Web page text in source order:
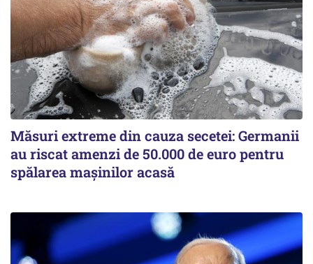
Măsuri extreme din cauza secetei: Germanii
au riscat amenzi de 50.000 de euro pentru
spălarea mașinilor acasă